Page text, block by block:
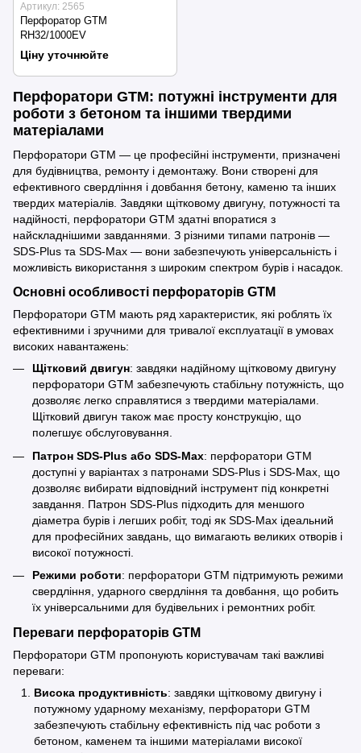
Артикул: 2565
Перфоратор GTM
RH32/1000EV
Ціну уточнюйте
Перфоратори GTM: потужні інструменти для
роботи з бетоном та іншими твердими
матеріалами
Перфоратори GTM — це професійні інструменти, призначені
для будівництва, ремонту і демонтажу. Вони створені для
ефективного свердління і довбання бетону, каменю та інших
твердих матеріалів. Завдяки щітковому двигуну, потужності та
надійності, перфоратори GTM здатні впоратися з
найскладнішими завданнями. З різними типами патронів —
SDS-Plus та SDS-Max — вони забезпечують універсальність і
можливість використання з широким спектром бурів і насадок.
Основні особливості перфораторів GTM
Перфоратори GTM мають ряд характеристик, які роблять їх
ефективними і зручними для тривалої експлуатації в умовах
високих навантажень:
Щітковий двигун: завдяки надійному щітковому двигуну
перфоратори GTM забезпечують стабільну потужність, що
дозволяє легко справлятися з твердими матеріалами.
Щітковий двигун також має просту конструкцію, що
полегшує обслуговування.
Патрон SDS-Plus або SDS-Max: перфоратори GTM
доступні у варіантах з патронами SDS-Plus і SDS-Max, що
дозволяє вибирати відповідний інструмент під конкретні
завдання. Патрон SDS-Plus підходить для меншого
діаметра бурів і легших робіт, тоді як SDS-Max ідеальний
для професійних завдань, що вимагають великих отворів і
високої потужності.
Режими роботи: перфоратори GTM підтримують режими
свердління, ударного свердління та довбання, що робить
їх універсальними для будівельних і ремонтних робіт.
Переваги перфораторів GTM
Перфоратори GTM пропонують користувачам такі важливі
переваги:
Висока продуктивність: завдяки щітковому двигуну і
потужному ударному механізму, перфоратори GTM
забезпечують стабільну ефективність під час роботи з
бетоном, каменем та іншими матеріалами високої